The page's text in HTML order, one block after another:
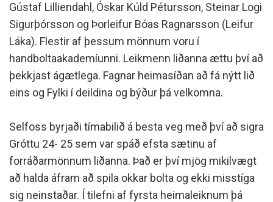
Gústaf Lilliendahl, Óskar Kúld Pétursson, Steinar Logi
Sigurþórsson og Þorleifur Bóas Ragnarsson (Leifur
Láka). Flestir af þessum mönnum voru í
handboltaakademíunni. Leikmenn liðanna ættu því að
þekkjast ágætlega. Fagnar heimasíðan að fá nýtt lið
eins og Fylki í deildina og býður þá velkomna.
Selfoss byrjaði tímabilið á besta veg með því að sigra
Gróttu 24- 25 sem var spáð efsta sætinu af
forráðarmönnum liðanna. Það er því mjög mikilvægt
að halda áfram að spila okkar bolta og ekki misstíga
sig neinstaðar. Í tilefni af fyrsta heimaleiknum þá